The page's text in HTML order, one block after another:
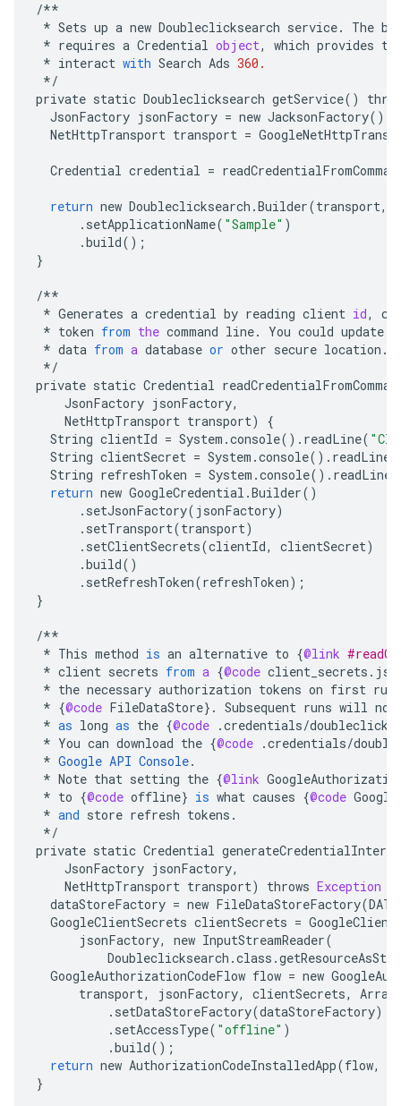
/**
* Sets up a new Doubleclicksearch service. The
* requires a Credential object, which provides
* interact with Search Ads 360.
*/
private static Doubleclicksearch getService()
JsonFactory jsonFactory = new JacksonFactory();
NetHttpTransport transport =
Credential credential =
return new Doubleclicksearch .Builder(transport,
. setApplicationName( "Sample" )
.build();
}
/**
* Generates a credential by reading client id,
* token from the command line. You could update
* data from a database or other secure location .
*/
private static Credential
JsonFactory jsonFactory,
NetHttpTransport transport)
{
String clientId = System .console() . readLine(
String clientSecret = System .console() . readLine
String refreshToken = System .console() . readLine
return new GoogleCredential .Builder()
. setJsonFactory( jsonFactory)
. setTransport(transport)
. setClientSecrets(clientId, clientSecret)
.build()
. setRefreshToken(refreshToken);
}
/**
* This method is an alternative to {@link
* client secrets from a {@code client_secrets .
* the necessary authorization tokens on first run
* {@code FileDataStore} . Subsequent runs will no
* as long as the {@code .credentials/
* You can download the {@code .credentials/
* Google API Console.
* Note that setting the {@link
* to {@code offline} is what causes {@code
* and store refresh tokens .
*/
private static Credential
JsonFactory jsonFactory,
NetHttpTransport transport) throws Exception
dataStoreFactory = new FileDataStoreFactory(
GoogleClientSecrets clientSecrets =
jsonFactory, new InputStreamReader(
Doubleclicksearch .class .
GoogleAuthorizationCodeFlow flow = new
transport, jsonFactory, clientSecrets,
. setDataStoreFactory(dataStoreFactory)
. setAccessType( "offline" )
.build();
return new AuthorizationCodeInstalledApp(flow,
}